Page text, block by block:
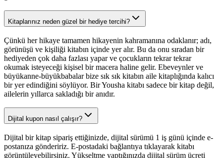
Kitaplarınız neden güzel bir hediye tercihi?
Çünkü her hikaye tamamen hikayenin kahramanına odaklanır; adı,
görünüşü ve kişiliği kitabın içinde yer alır. Bu da onu sıradan bir
hediyeden çok daha fazlası yapar ve çocukların tekrar tekrar
okumak isteyeceği kişisel bir macera haline gelir. Ebeveynler ve
büyükanne-büyükbabalar bize sık sık kitabın aile kitaplığında kalıcı
bir yer edindiğini söylüyor. Bir Yousha kitabı sadece bir kitap değil,
ailelerin yıllarca sakladığı bir anıdır.
Dijital kupon nasıl çalışır?
Dijital bir kitap sipariş ettiğinizde, dijital sürümü 1 iş günü içinde e-
postanıza göndeririz. E-postadaki bağlantıya tıklayarak kitabı
görüntüleyebilirsiniz. Yükseltme yaptığınızda dijital sürüm ücreti